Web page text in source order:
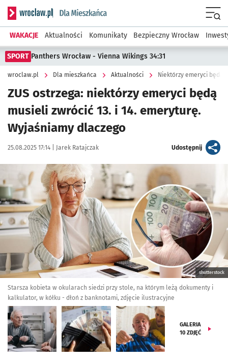
Serwis informacyjny wroclaw.pl podserwis: Dla mieszkańca
WAKACJE Aktualności Komunikaty Bezpieczny Wrocław
SPORT Panthers Wrocław - Vienna Wikings 34:31
wroclaw.pl Dla mieszkańca Aktualności Niektórzy emeryci będą
ZUS ostrzega: niektórzy emeryci będą
musieli zwrócić 13. i 14. emeryturę.
Wyjaśniamy dlaczego
Data publikacji:
25.08.2025 17:14 | Autor:
Jarek Ratajczak Udostępnijartykuł
Kliknij, aby zobaczyć galerię
shutterstock
Starsza kobieta w okularach siedzi przy stole, na którym leżą dokumenty i
kalkulator, w kółku - dłoń z banknotami, zdjęcie ilustracyjne
GALERIA
10 ZDJĘĆ